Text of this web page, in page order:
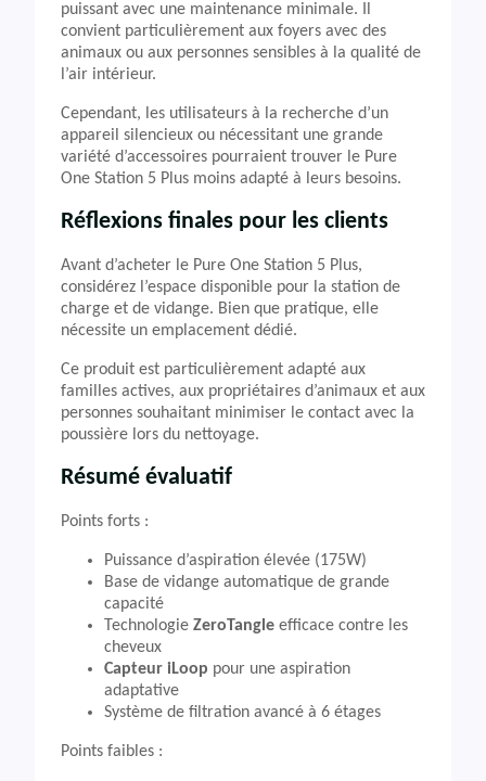
puissant avec une maintenance minimale. Il
convient particulièrement aux foyers avec des
animaux ou aux personnes sensibles à la qualité de
l’air intérieur.
Cependant, les utilisateurs à la recherche d’un
appareil silencieux ou nécessitant une grande
variété d’accessoires pourraient trouver le Pure
One Station 5 Plus moins adapté à leurs besoins.
Réflexions finales pour les clients
Avant d’acheter le Pure One Station 5 Plus,
considérez l’espace disponible pour la station de
charge et de vidange. Bien que pratique, elle
nécessite un emplacement dédié.
Ce produit est particulièrement adapté aux
familles actives, aux propriétaires d’animaux et aux
personnes souhaitant minimiser le contact avec la
poussière lors du nettoyage.
Résumé évaluatif
Points forts :
Puissance d’aspiration élevée (175W)
Base de vidange automatique de grande
capacité
Technologie ZeroTangle efficace contre les
cheveux
Capteur iLoop pour une aspiration
adaptative
Système de filtration avancé à 6 étages
Points faibles :